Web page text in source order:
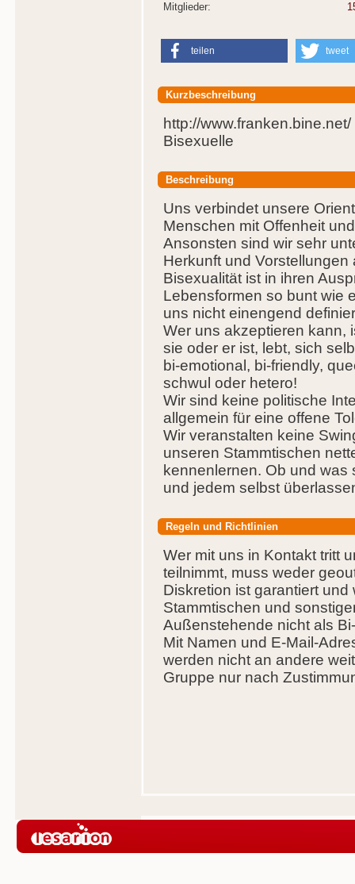
Mitglieder:
teilen tweet
Kurzbeschreibung
http://
Bisexuelle
Beschreibung
Uns verbindet unsere
Menschen mit Offenheit
Ansonsten sind wir sehr
Herkunft und Vorstellungen
Bisexualität ist in ihren
Lebensformen so bunt wie
uns nicht einengend
Wer uns akzeptieren kann,
sie oder er ist, lebt, sich
bi-emotional, bi-friendly,
schwul oder hetero!
Wir sind keine politische
allgemein für eine offene
Wir veranstalten keine
unseren Stammtischen
kennenlernen. Ob und was
und jedem selbst
Regeln und Richtlinien
Wer mit uns in Kontakt tritt
teilnimmt, muss weder
Diskretion ist garantiert
Stammtischen und
Außenstehende nicht als
Mit Namen und E-Mail-
werden nicht an andere
Gruppe nur nach